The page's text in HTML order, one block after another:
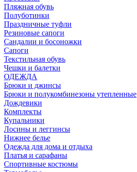
Пляжная обувь
Полуботинки
Праздничные туфли
Резиновые сапоги
Сандалии и босоножки
Сапоги
Текстильная обувь
Чешки и балетки
ОДЕЖДА
Брюки и джинсы
Брюки и полукомбинезоны утепленные
Дождевики
Комплекты
Купальники
Лосины и леггинсы
Нижнее белье
Одежда для дома и отдыха
Платья и сарафаны
Спортивные костюмы